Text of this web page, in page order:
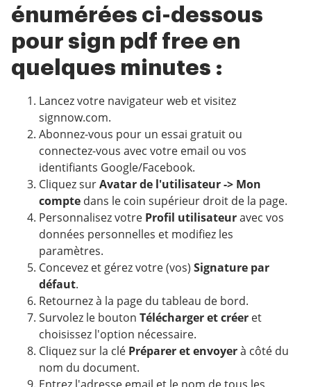
énumérées ci-dessous
pour sign pdf free en
quelques minutes :
Lancez votre navigateur web et visitez
signnow.com.
Abonnez-vous pour un essai gratuit ou
connectez-vous avec votre email ou vos
identifiants Google/Facebook.
Cliquez surAvatar de l'utilisateur -> Mon
compte dans le coin supérieur droit de la page.
Personnalisez votre Profil utilisateuravec vos
données personnelles et modifiez les
paramètres.
Concevez et gérez votre (vos) Signature par
défaut.
Retournez à la page du tableau de bord.
Survolez le bouton Télécharger et créer et
choisissez l'option nécessaire.
Cliquez sur la clé Préparer et envoyerà côté du
nom du document.